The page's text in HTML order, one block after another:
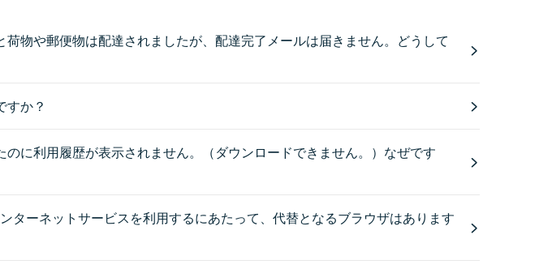
物や郵便物は配達されましたが、配達完了メールは届きません。どうして
すか？
に利用履歴が表示されません。（ダウンロードできません。）なぜです
ーネットサービスを利用するにあたって、代替となるブラウザはあります